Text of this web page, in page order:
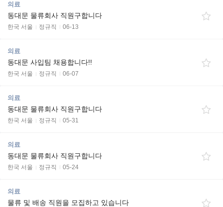
의료
동대문 물류회사 직원구합니다
한국 서울 정규직 06-13
의료
동대문 사입팀 채용합니다!!
한국 서울 정규직 06-07
의료
동대문 물류회사 직원구합니다
한국 서울 정규직 05-31
의료
동대문 물류회사 직원구합니다
한국 서울 정규직 05-24
의료
물류 및 배송 직원을 모집하고 있습니다